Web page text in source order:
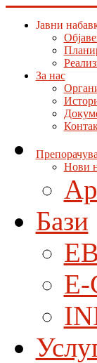
Јавни
За нас
Нови
Бази
E-